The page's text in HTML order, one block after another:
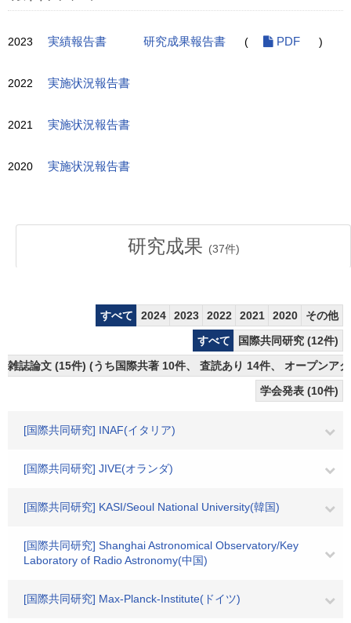
2023 実績報告書 研究成果報告書 ( PDF )
2022 実施状況報告書
2021 実施状況報告書
2020 実施状況報告書
研究成果 (37件)
すべて 2024 2023 2022 2021 2020
その他
すべて
国際共同研究 (12件)
雑誌論文 (15件) (うち国際共著 10件、 査読あり 14件、 オープンア
学会発表 (10件)
[国際共同研究] INAF(イタリア)
[国際共同研究] JIVE(オランダ)
[国際共同研究] KASI/Seoul National University(韓国)
[国際共同研究] Shanghai Astronomical Observatory/Key
Laboratory of Radio Astronomy(中国)
[国際共同研究] Max-Planck-Institute(ドイツ)